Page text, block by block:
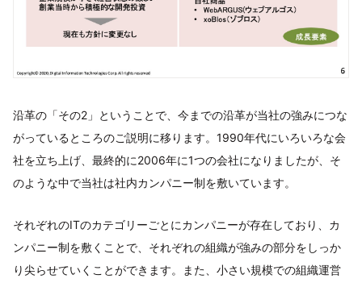
沿革の「その2」ということで、今までの沿革が当社の強みにつな
がっているところのご説明に移ります。1990年代にいろいろな会
社を立ち上げ、最終的に2006年に1つの会社になりましたが、そ
のような中で当社は社内カンパニー制を敷いています。
それぞれのITのカテゴリーごとにカンパニーが存在しており、カ
ンパニー制を敷くことで、それぞれの組織が強みの部分をしっか
り尖らせていくことができます。また、小さい規模での組織運営